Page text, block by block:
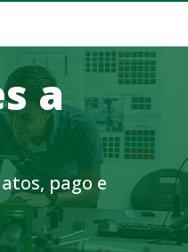
a
pago e